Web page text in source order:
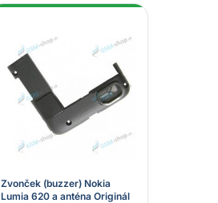
Zvonček (buzzer) Nokia
Lumia 620 a anténa Originál